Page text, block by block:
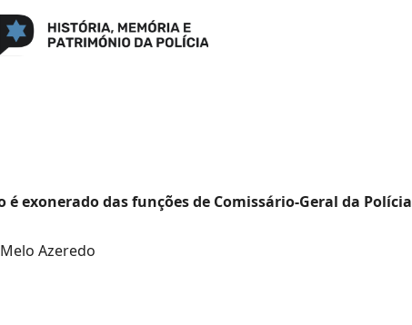
é exonerado das funções de Comissário-Geral da Polícia
Azeredo